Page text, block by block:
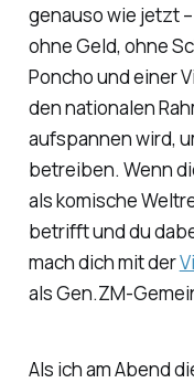
genauso wie jetzt
ohne Geld, ohne
Poncho und einer
den nationalen
aufspannen wird,
betreiben. Wenn
als komische
betrifft und du
mach dich mit der
als Gen.ZM-
Als ich am Abend